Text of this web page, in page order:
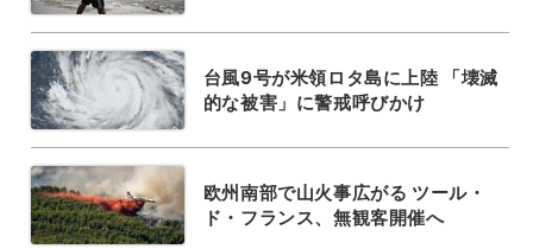
台風9号が米領ロタ島に上陸 「壊滅
的な被害」に警戒呼びかけ
欧州南部で山火事広がる ツール・
ド・フランス、無観客開催へ